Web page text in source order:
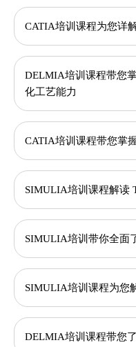
CATIA培训课程为您详
DELMIA培训课程带您
化工艺能力
CATIA培训课程带您掌
SIMULIA培训课程解读
SIMULIA培训带你全面
SIMULIA培训课程为您
DELMIA培训课程带您